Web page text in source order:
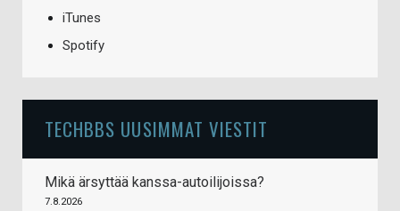
iTunes
Spotify
TECHBBS UUSIMMAT VIESTIT
Mikä ärsyttää kanssa-autoilijoissa?
7.8.2026